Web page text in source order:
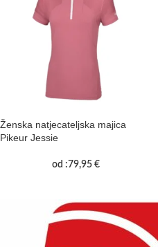
Ženska natjecateljska majica
Pikeur Jessie
od :79,95 €